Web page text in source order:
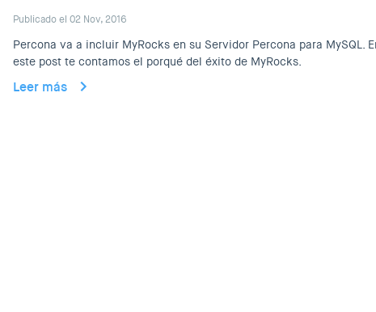
Publicado el 02 Nov, 2016
Percona va a incluir MyRocks en su Servidor Percona para MySQL.
este post te contamos el porqué del éxito de MyRocks.
Leer más